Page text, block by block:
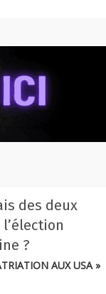
des deux
?
AUX USA »